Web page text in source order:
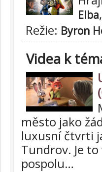
Elba,
Režie: Byron
Videa k
město jako
luxusní čtvrti
Tundrov. Je
pospolu…